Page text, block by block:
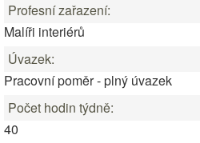
Profesní zařazení:
Malíři interiérů
Úvazek:
Pracovní poměr - plný úvazek
Počet hodin týdně:
40